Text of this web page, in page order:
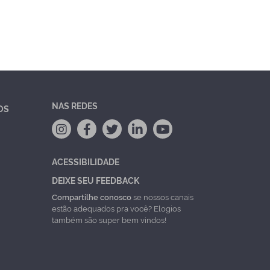
NAS REDES
ACESSIBILIDADE
DEIXE SEU FEEDBACK
Compartilhe conoscose nossos canais
estão adequados pra você? Elogios
também são super bem vindos!